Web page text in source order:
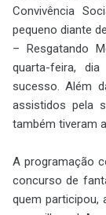
Convivência
pequeno diante
– Resgatando
quarta-feira,
sucesso. Além
assistidos pela
também tiveram
A programação
concurso de
quem participou,